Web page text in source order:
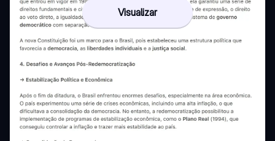
Visualizar